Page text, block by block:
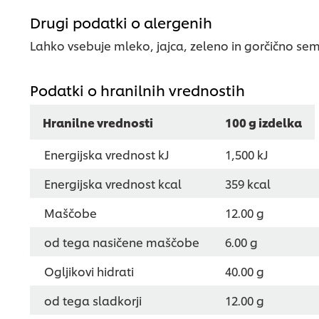
Drugi podatki o alergenih
Lahko vsebuje mleko, jajca, zeleno in gorčično
Podatki o hranilnih vrednostih
Hranilne vrednosti
100 g izdelka
Energijska vrednost kJ
1,500 kJ
Energijska vrednost kcal
359 kcal
Maščobe
12.00 g
od tega nasičene maščobe
6.00 g
Ogljikovi hidrati
40.00 g
od tega sladkorji
12.00 g